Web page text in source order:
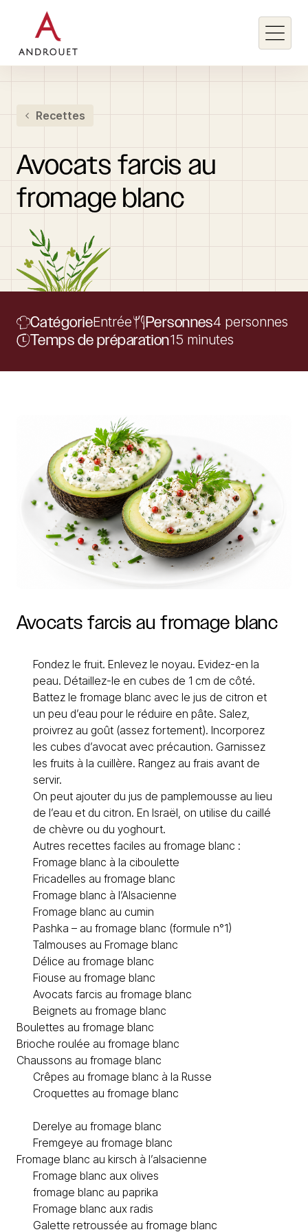
Rechercher un mot clé
Recettes
Avocats farcis au
fromage blanc
CatégorieEntrée Personnes4 personnes
Temps de préparation15 minutes
Avocats farcis au fromage blanc
Fondez le fruit. Enlevez le noyau. Evidez-en la
peau. Détaillez-le en cubes de 1 cm de côté.
Battez le fromage blanc avec le jus de citron et
un peu d’eau pour le réduire en pâte. Salez,
proivrez au goût (assez fortement). Incorporez
les cubes d’avocat avec précaution. Garnissez
les fruits à la cuillère. Rangez au frais avant de
servir.
On peut ajouter du jus de pamplemousse au lieu
de l’eau et du citron. En Israël, on utilise du caillé
de chèvre ou du yoghourt.
Autres recettes faciles au fromage blanc :
Fromage blanc à la ciboulette
Fricadelles au fromage blanc
Fromage blanc à l’Alsacienne
Fromage blanc au cumin
Pashka – au fromage blanc (formule n°1)
Talmouses au Fromage blanc
Délice au fromage blanc
Fiouse au fromage blanc
Avocats farcis au fromage blanc
Beignets au fromage blanc
Boulettes au fromage blanc
Brioche roulée au fromage blanc
Chaussons au fromage blanc
Crêpes au fromage blanc à la Russe
Croquettes au fromage blanc
Derelye au fromage blanc
Fremgeye au fromage blanc
Fromage blanc au kirsch à l’alsacienne
Fromage blanc aux olives
fromage blanc au paprika
Fromage blanc aux radis
Galette retroussée au fromage blanc